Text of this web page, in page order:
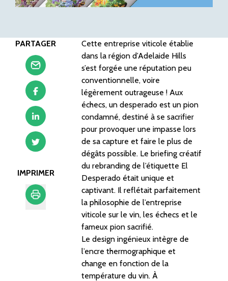
PARTAGER
IMPRIMER
Cette entreprise viticole établie
dans la région d’Adelaide Hills
s’est forgée une réputation peu
conventionnelle, voire
légèrement outrageuse ! Aux
échecs, un desperado est un pion
condamné, destiné à se sacrifier
pour provoquer une impasse lors
de sa capture et faire le plus de
dégâts possible. Le briefing créatif
du rebranding de l’étiquette El
Desperado était unique et
captivant. Il reflétait parfaitement
la philosophie de l’entreprise
viticole sur le vin, les échecs et le
fameux pion sacrifié.
Le design ingénieux intègre de
l’encre thermographique et
change en fonction de la
température du vin. À